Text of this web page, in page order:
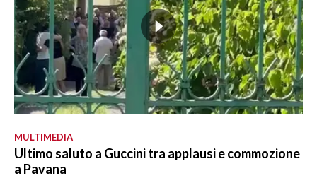
MULTIMEDIA
Ultimo saluto a Guccini tra applausi e commozione
a Pavana